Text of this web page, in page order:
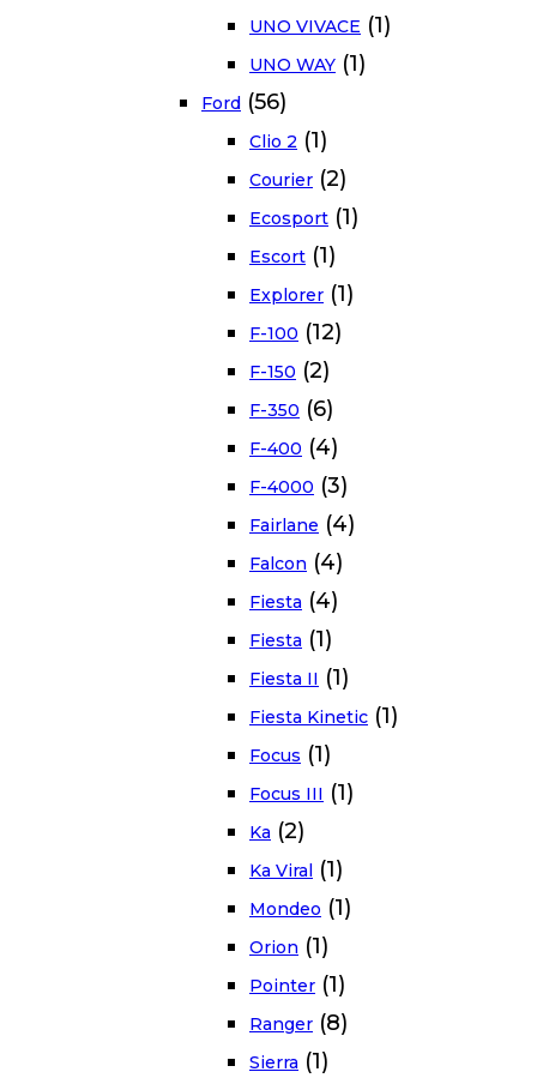
UNO VIVACE (1)
UNO WAY (1)
Ford (56)
Clio 2 (1)
Courier (2)
Ecosport (1)
Escort (1)
Explorer (1)
F-100 (12)
F-150 (2)
F-350 (6)
F-400 (4)
F-4000 (3)
Fairlane (4)
Falcon (4)
Fiesta (4)
Fiesta (1)
Fiesta II (1)
Fiesta Kinetic (1)
Focus (1)
Focus III (1)
Ka (2)
Ka Viral (1)
Mondeo (1)
Orion (1)
Pointer (1)
Ranger (8)
Sierra (1)